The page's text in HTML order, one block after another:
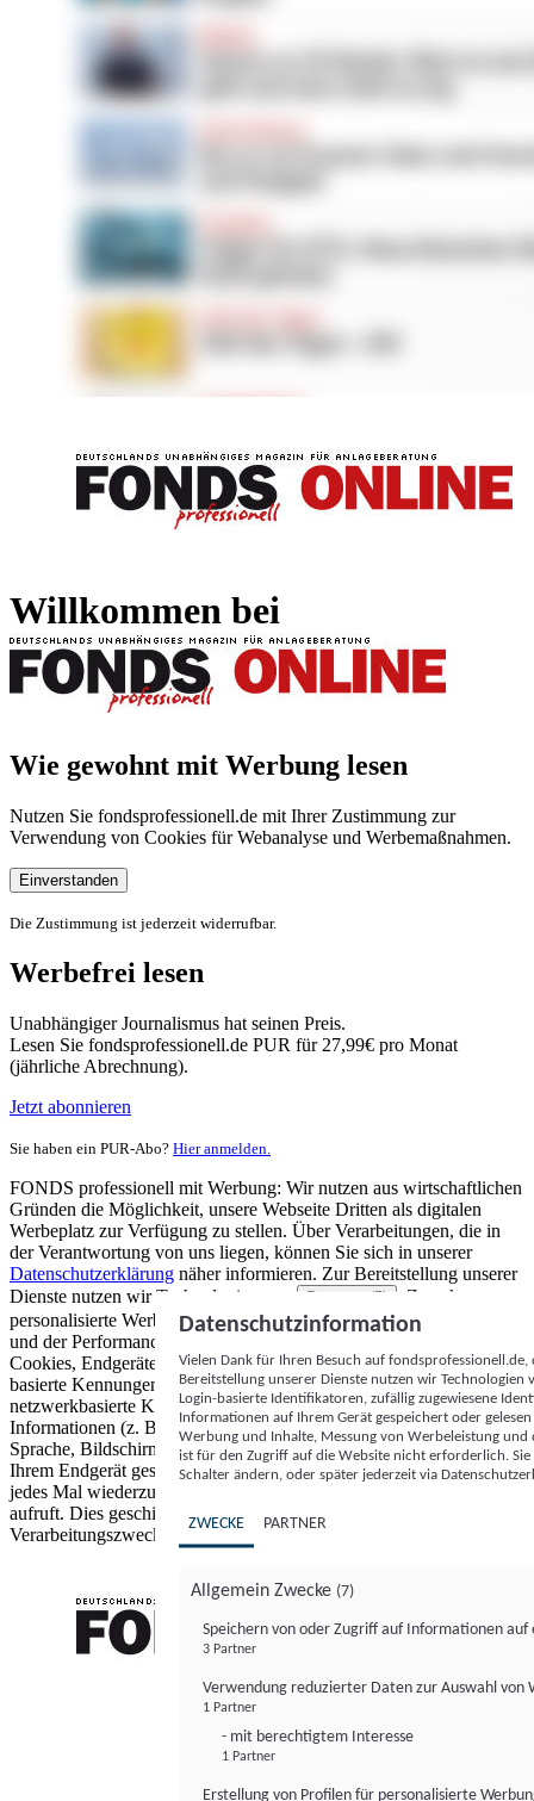
Willkommen bei
Wie gewohnt mit Werbung lesen
Nutzen Sie fondsprofessionell.de mit Ihrer Zustimmung zur
Verwendung von Cookies für Webanalyse und Werbemaßnahmen.
Einverstanden
Die Zustimmung ist jederzeit widerrufbar.
Werbefrei lesen
Unabhängiger Journalismus hat seinen Preis.
Lesen Sie fondsprofessionell.de PUR für 27,99€ pro Monat
(jährliche Abrechnung).
Jetzt abonnieren
Sie haben ein PUR-Abo? Hier anmelden.
FONDS professionell mit Werbung: Wir nutzen aus wirtschaftlichen
Gründen die Möglichkeit, unsere Webseite Dritten als digitalen
Werbeplatz zur Verfügung zu stellen. Über Verarbeitungen, die in
der Verantwortung von uns liegen, können Sie sich in unserer
Datenschutzerklärung näher informieren. Zur Bereitstellung unserer
Dienste nutzen wir Technologien von
Partnern (5)
. Zwecke:
personalisierte Werbung und Inhalte, Messung von Werbeleistung
und der Performance von Inhalten sowie Zielgruppenforschung.
Cookies, Endgeräte- oder ähnliche Online-Kennungen (z. B. login-
basierte Kennungen, zufällig generierte Kennungen,
netzwerkbasierte Kennungen) können zusammen mit anderen
Informationen (z. B. Browsertyp und Browserinformationen,
Sprache, Bildschirmgröße, unterstützte Technologien usw.) auf
Ihrem Endgerät gespeichert oder von dort ausgelesen werden, um es
jedes Mal wiederzuerkennen, wenn es eine App oder einer Webseite
aufruft. Dies geschieht für einen oder mehrere der hier aufgeführten
Verarbeitungszwecke.
Datenschutzinformation
Vielen Dank für Ihren Besuch auf
Bereitstellung unserer Dienste nutzen wir Technologien
Login-basierte Identifikatoren, zufällig zugewiesene
Informationen auf Ihrem Gerät gespeichert oder
Werbung und Inhalte, Messung von Werbeleistung
ist für den Zugriff auf die Website nicht erforderlich.
Schalter ändern, oder später jederzeit via
ZWECKE PARTNER
Allgemein Zwecke (7)
Speichern von oder Zugriff auf Informationen auf
3 Partner
Verwendung reduzierter Daten zur Auswahl von
1 Partner
- mit berechtigtem Interesse
1 Partner
Erstellung von Profilen für personalisierte
FONDS professionell